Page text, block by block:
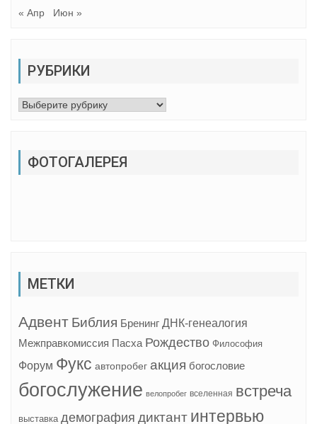
« Апр Июн »
РУБРИКИ
Рубрики
ФОТОГАЛЕРЕЯ
МЕТКИ
Адвент Библия Бренинг ДНК-генеалогия
Межправкомиссия Пасха Рождество Философия
Форум Фукс автопробег акция богословие
богослужение велопробег вселенная встреча
выставка демография диктант интервью